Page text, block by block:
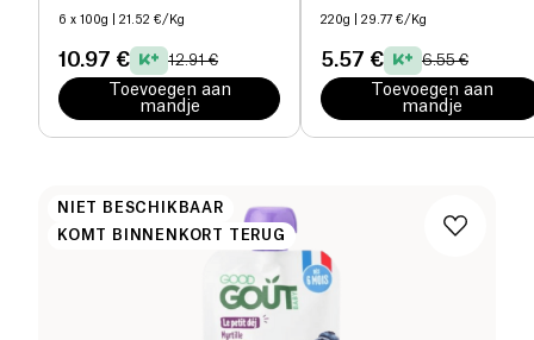
6 x 100g | 21.52 €/Kg
10.97 € 12.91 €
Toevoegen aan
mandje
220g | 29.77 €/Kg
5.57 € 6.55 €
Toevoegen aan
mandje
NIET BESCHIKBAAR
KOMT BINNENKORT TERUG